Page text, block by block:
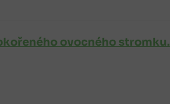
ovocného stromku.